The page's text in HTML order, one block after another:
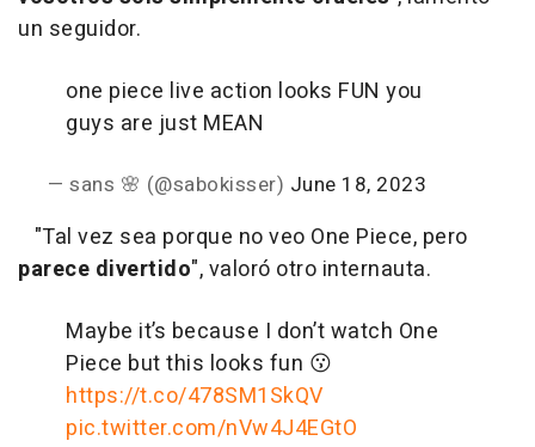
un seguidor.
one piece live action looks FUN you
guys are just MEAN
— sans 🌸 (@sabokisser) June 18, 2023
"Tal vez sea porque no veo One Piece, pero
parece divertido", valoró otro internauta.
Maybe it’s because I don’t watch One
Piece but this looks fun 😗
https://t.co/478SM1SkQV
pic.twitter.com/nVw4J4EGtO